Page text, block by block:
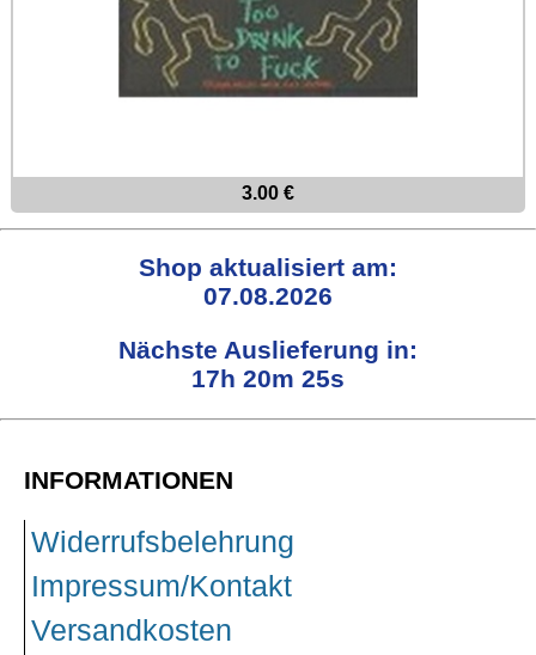
3.00 €
Shop aktualisiert am:
07.08.2026
Nächste Auslieferung in:
17h 20m 24s
INFORMATIONEN
Widerrufsbelehrung
Impressum/Kontakt
Versandkosten